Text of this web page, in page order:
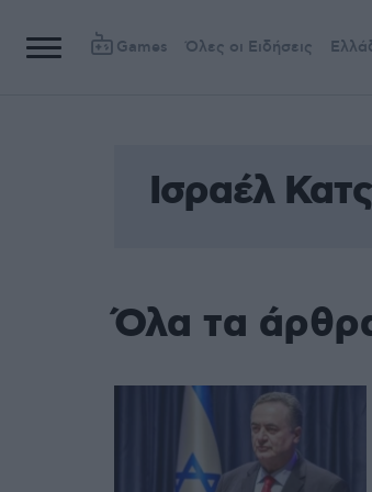
Games Όλες οι Ειδήσεις
Ισραέλ Κατς
Όλα τα